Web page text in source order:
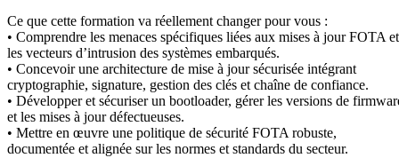
Ce que cette formation va réellement changer pour vous :
• Comprendre les menaces spécifiques liées aux mises à jour FOTA et
les vecteurs d’intrusion des systèmes embarqués.
• Concevoir une architecture de mise à jour sécurisée intégrant
cryptographie, signature, gestion des clés et chaîne de confiance.
• Développer et sécuriser un bootloader, gérer les versions de
et les mises à jour défectueuses.
• Mettre en œuvre une politique de sécurité FOTA robuste,
documentée et alignée sur les normes et standards du secteur.